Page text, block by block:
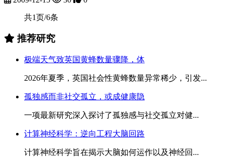
共1页/6条
推荐研究
极端天气致英国黄蜂数量骤降，体
2026年夏季，英国社会性黄蜂数量异常稀少，引发...
孤独感而非社交孤立，或成健康隐
一项最新研究深入探讨了孤独感与社交孤立对健...
计算神经科学：逆向工程大脑回路
计算神经科学旨在揭示大脑如何运作以及神经回...